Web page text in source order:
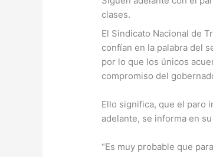
clases.
El Sindicato Nacional de
confían en la palabra del
por lo que los únicos
compromiso del
Ello significa, que el paro
adelante, se informa en
“Es muy probable que